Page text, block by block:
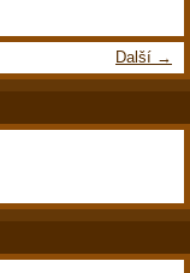
Další →